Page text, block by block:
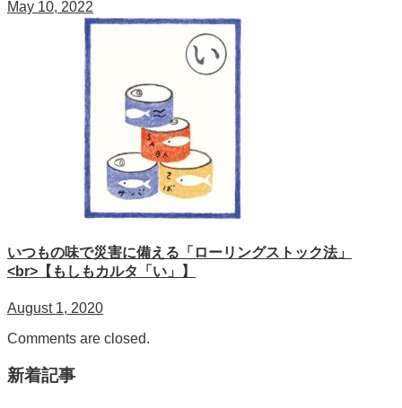
May 10, 2022
いつもの味で災害に備える「ローリングストック法」
<br>【もしもカルタ「い」】
August 1, 2020
Comments are closed.
新着記事